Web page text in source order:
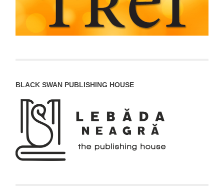
BLACK SWAN PUBLISHING HOUSE